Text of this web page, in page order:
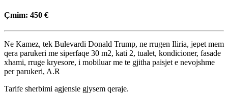
Çmim: 450 €
Ne Kamez, tek Bulevardi Donald Trump, ne rrugen Iliria, jepet mem
qera parukeri me siperfaqe 30 m2, kati 2, tualet, kondicioner, fasade
xhami, rruge kryesore, i mobiluar me te gjitha paisjet e nevojshme
per parukeri, A.R
Tarife sherbimi agjensie gjysem qeraje.